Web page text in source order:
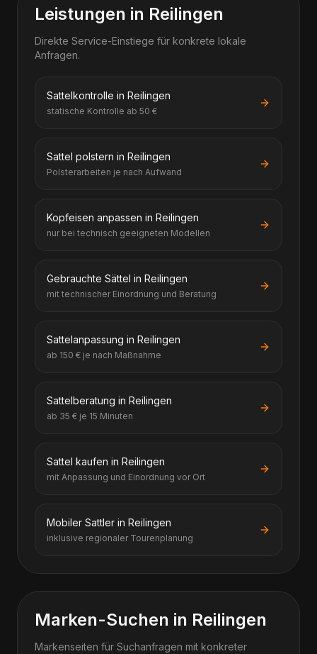
Leistungen in Reilingen
Direkte Service-Einstiege für konkrete lokale
Anfragen.
Sattelkontrolle in Reilingen
statische Kontrolle ab 50 €
Sattel polstern in Reilingen
Polsterarbeiten je nach Aufwand
Kopfeisen anpassen in Reilingen
nur bei technisch geeigneten Modellen
Gebrauchte Sättel in Reilingen
mit technischer Einordnung und Beratung
Sattelanpassung in Reilingen
ab 150 € je nach Maßnahme
Sattelberatung in Reilingen
ab 35 € je 15 Minuten
Sattel kaufen in Reilingen
mit Anpassung und Einordnung vor Ort
Mobiler Sattler in Reilingen
inklusive regionaler Tourenplanung
Marken-Suchen in Reilingen
Markenseiten für Suchanfragen mit konkreter